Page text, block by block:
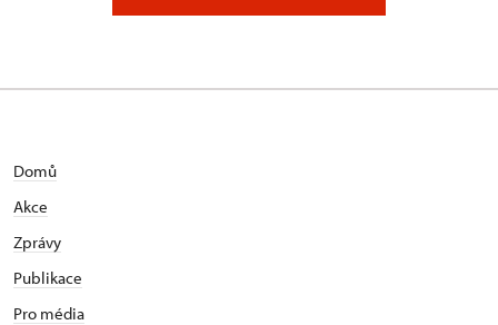
Domů
Akce
Zprávy
Publikace
Pro média